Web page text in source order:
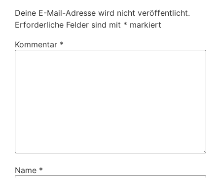
Deine E-Mail-Adresse wird nicht veröffentlicht.
Erforderliche Felder sind mit * markiert
Kommentar *
Name *